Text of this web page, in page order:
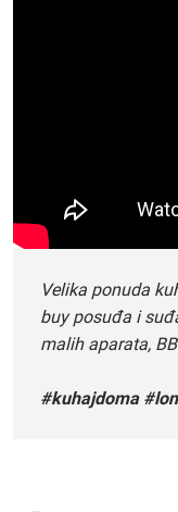
Velika ponuda
buy posuđa i
malih aparata,
#kuhajdoma